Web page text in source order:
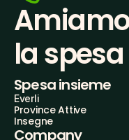
la spesa
Spesa insieme
Everli
Province Attive
Insegne
Company